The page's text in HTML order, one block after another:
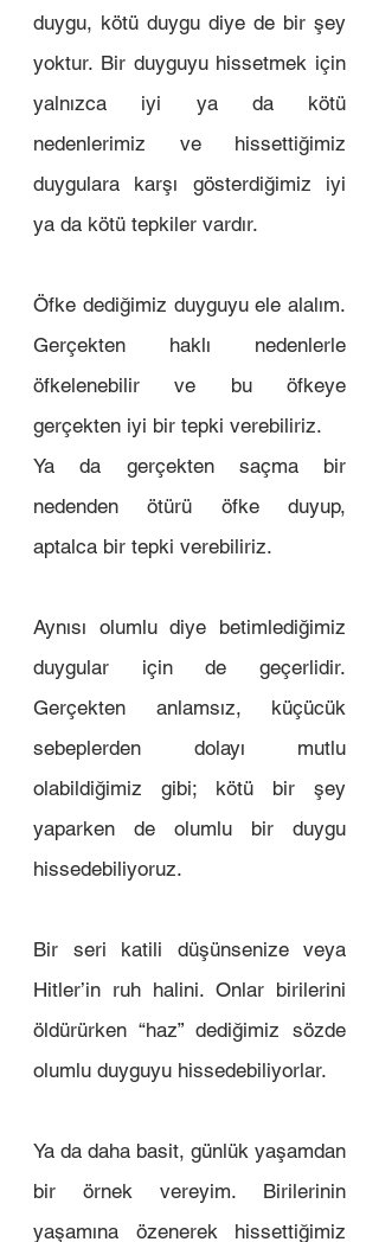
duygu, kötü duygu diye de bir şey
yoktur. Bir duyguyu hissetmek için
yalnızca iyi ya da kötü
nedenlerimiz ve hissettiğimiz
duygulara karşı gösterdiğimiz iyi
ya da kötü tepkiler vardır.
Öfke dediğimiz duyguyu ele alalım.
Gerçekten haklı nedenlerle
öfkelenebilir ve bu öfkeye
gerçekten iyi bir tepki verebiliriz.
Ya da gerçekten saçma bir
nedenden ötürü öfke duyup,
aptalca bir tepki verebiliriz.
Aynısı olumlu diye betimlediğimiz
duygular için de geçerlidir.
Gerçekten anlamsız, küçücük
sebeplerden dolayı mutlu
olabildiğimiz gibi; kötü bir şey
yaparken de olumlu bir duygu
hissedebiliyoruz.
Bir seri katili düşünsenize veya
Hitler’in ruh halini. Onlar birilerini
öldürürken “haz” dediğimiz sözde
olumlu duyguyu hissedebiliyorlar.
Ya da daha basit, günlük yaşamdan
bir örnek vereyim. Birilerinin
yaşamına özenerek hissettiğimiz